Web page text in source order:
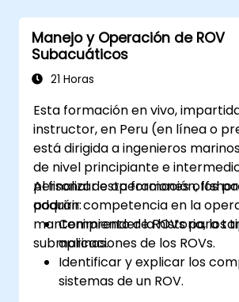
Manejo y Operación de ROV
Subacuáticos
21 Horas
Esta formación en vivo,
instructor, en Peru (en línea o
está dirigida a ingenieros
de nivel principiante e
personal de operaciones
adquirir competencia en la
mantenimiento de ROVs para
submarinas.
Al finalizar esta formación, los
podrán:
Comprender la historia, los
aplicaciones de los ROVs.
Identificar y explicar los
sistemas de un ROV.